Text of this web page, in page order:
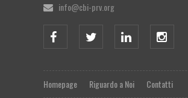
info@cbi-prv.org
Homepage Riguardo a Noi Contatti